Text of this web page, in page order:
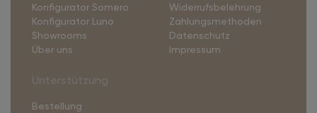
Konfigurator Somero
Konfigurator Luno
Showrooms
Über uns
Widerrufsbelehrung
Zahlungsmethoden
Datenschutz
Impressum
Bestellung